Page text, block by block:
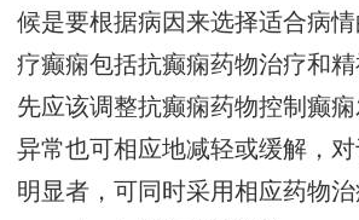
候是要根据病因来选择适合病
疗癫痫包括抗癫痫药物治疗和
先应该调整抗癫痫药物控制癫
异常也可相应地减轻或缓解，
明显者，可同时采用相应药物治